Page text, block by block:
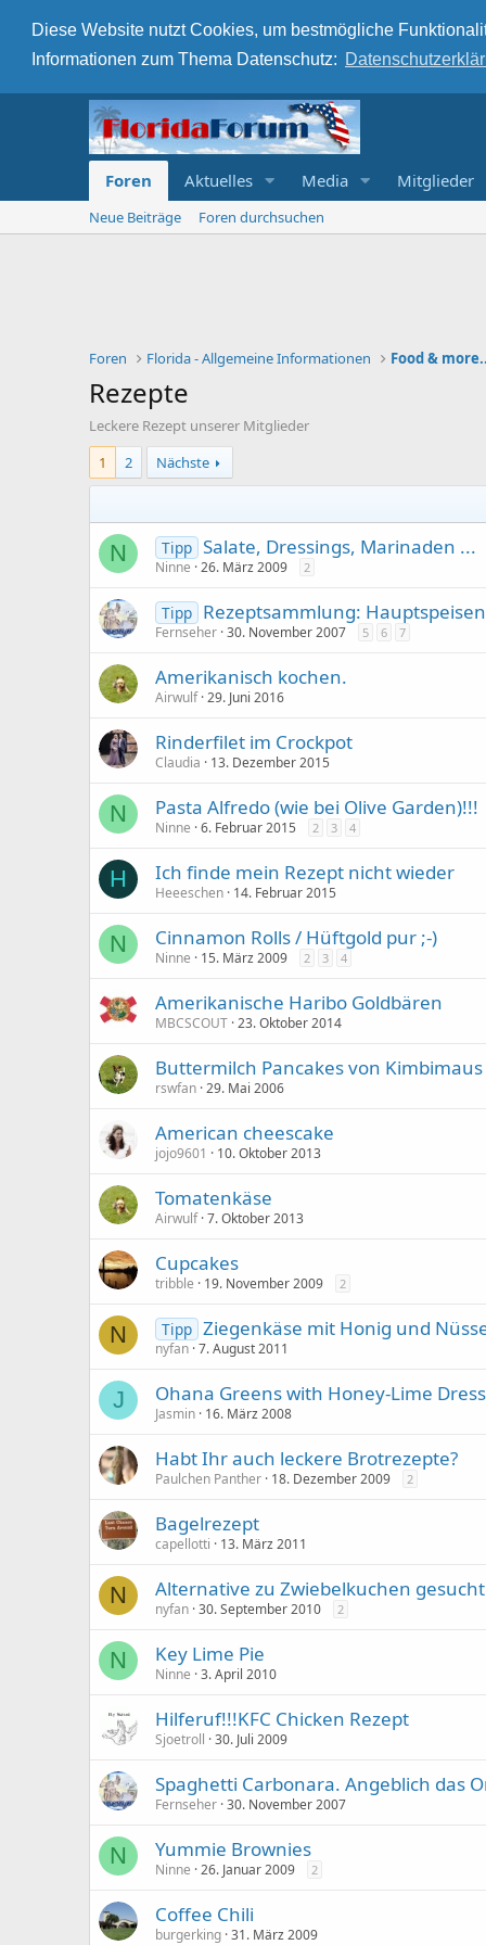
Diese Website nutzt Cookies, um bestmögliche
Informationen zum Thema Datenschutz:
Foren Aktuelles Media Mitglieder
Neue Beiträge Foren durchsuchen
Foren Florida - Allgemeine Informationen Food &
Rezepte
Leckere Rezept unserer Mitglieder
1
2 Nächste
N Tipp Salate, Dressings, Marinaden ...
Ninne 26. März 2009 2
Tipp Rezeptsammlung: Hauptspeisen
Fernseher 30. November 2007 5 6 7
Amerikanisch kochen.
Airwulf 29. Juni 2016
Rinderfilet im Crockpot
Claudia 13. Dezember 2015
N Pasta Alfredo (wie bei Olive Garden)!!!
Ninne 6. Februar 2015 2 3 4
H Ich finde mein Rezept nicht wieder
Heeeschen 14. Februar 2015
N Cinnamon Rolls / Hüftgold pur ;-)
Ninne 15. März 2009 2 3 4
Amerikanische Haribo Goldbären
MBCSCOUT 23. Oktober 2014
Buttermilch Pancakes von Kimbimaus
rswfan 29. Mai 2006
American cheescake
jojo9601 10. Oktober 2013
Tomatenkäse
Airwulf 7. Oktober 2013
Cupcakes
tribble 19. November 2009 2
N Tipp Ziegenkäse mit Honig und
nyfan 7. August 2011
J Ohana Greens with Honey-Lime
Jasmin 16. März 2008
Habt Ihr auch leckere Brotrezepte?
Paulchen Panther 18. Dezember 2009 2
Bagelrezept
capellotti 13. März 2011
N Alternative zu Zwiebelkuchen
nyfan 30. September 2010 2
N Key Lime Pie
Ninne 3. April 2010
Hilferuf!!!KFC Chicken Rezept
Sjoetroll 30. Juli 2009
Spaghetti Carbonara. Angeblich das
Fernseher 30. November 2007
N Yummie Brownies
Ninne 26. Januar 2009 2
Coffee Chili
burgerking 31. März 2009